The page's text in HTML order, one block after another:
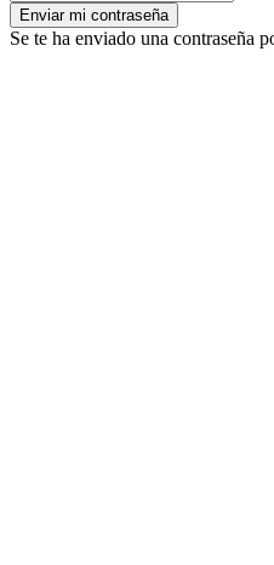
Se te ha enviado una contraseña